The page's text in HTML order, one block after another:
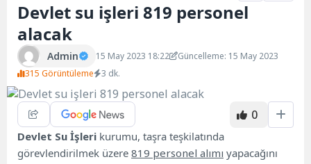
Devlet su işleri 819 personel
alacak
Admin 15 May 2023 18:22
Güncelleme: 15 May 2023
315 Görüntüleme
3 dk.
0
Devlet Su İşleri kurumu, taşra teşkilatında
görevlendirilmek üzere 819 personel alımı yapacağını